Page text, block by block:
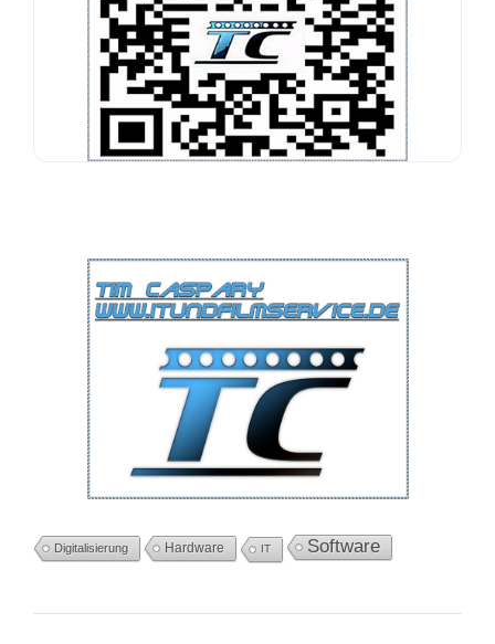
Digitalisierung Hardware IT Software